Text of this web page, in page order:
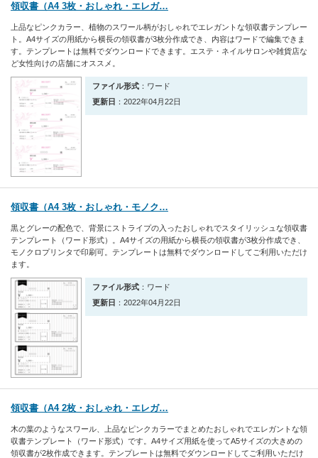
領収書（A4 3枚・おしゃれ・エレガ…
上品なピンクカラー、植物のスワール柄がおしゃれでエレガントな領収書テンプレー
ト。A4サイズの用紙から横長の領収書が3枚分作成でき、内容はワードで編集できま
す。テンプレートは無料でダウンロードできます。エステ・ネイルサロンや雑貨店な
ど女性向けの店舗にオススメ。
ファイル形式 ：ワード
更新日 ：2022年04月22日
領収書（A4 3枚・おしゃれ・モノク…
黒とグレーの配色で、背景にストライプの入ったおしゃれでスタイリッシュな領収書
テンプレート（ワード形式）。A4サイズの用紙から横長の領収書が3枚分作成でき、
モノクロプリンタで印刷可。テンプレートは無料でダウンロードしてご利用いただけ
ます。
ファイル形式 ：ワード
更新日 ：2022年04月22日
領収書（A4 2枚・おしゃれ・エレガ…
木の葉のようなスワール、上品なピンクカラーでまとめたおしゃれでエレガントな領
収書テンプレート（ワード形式）です。A4サイズ用紙を使ってA5サイズの大きめの
領収書が2枚作成できます。テンプレートは無料でダウンロードしてご利用いただけ